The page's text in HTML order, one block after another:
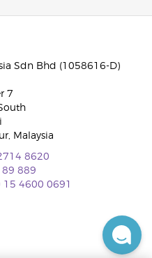
Sdn Bhd (1058616-D)
7
Malaysia
8620
889
15 4600 0691